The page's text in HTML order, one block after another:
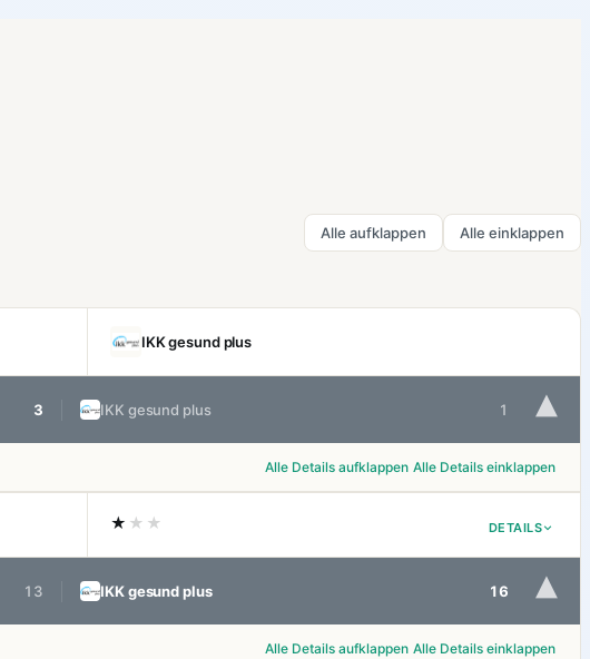
Alle aufklappen Alle einklappen
IKK gesund plus
3 IKK gesund plus 1 ▾
Alle Details aufklappen Alle Details einklappen
DETAILS
★ ★★
13 IKK gesund plus 16 ▾
Alle Details aufklappen Alle Details einklappen